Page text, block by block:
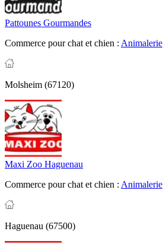
Pattounes Gourmandes
Commerce pour chat et chien : Animalerie
Molsheim (67120)
Maxi Zoo Haguenau
Commerce pour chat et chien : Animalerie
Haguenau (67500)